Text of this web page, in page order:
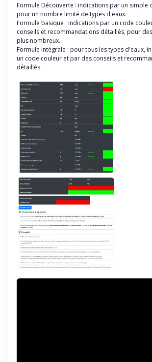
Formule Découverte : indications par un simple
pour un nombre limité de types d'eaux.
Formule basique : indications par un code
conseils et recommandations détaillés, pour
plus nombreux.
Formule intégrale : pour tous les types d'eaux,
un code couleur et par des conseils et
détaillés.